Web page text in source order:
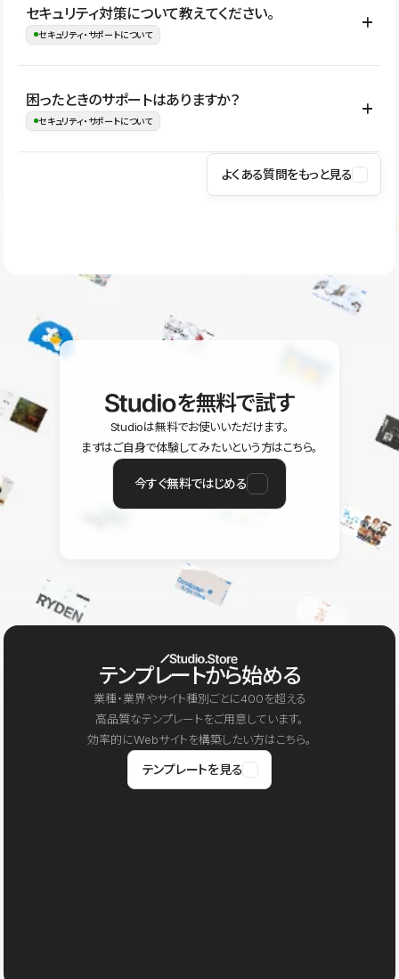
はい。CMSやコンポーネントを活用して更新範囲を設計しておく
ことで、デザインを崩しにくい状態で運用できます。 さらにコン
ながらレイアウトに影響を与えずに更新作業を進めやすくなりま
す。
セキュリティ対策について教えてください。
セキュリティ・サポートについて
Studioでは、公開サイトやサービスを安全に利用できるよう、通信
の暗号化、データ保護、アクセス管理、脆弱性対策など、複数の観
はSSL/TLSによる通信暗号化に対応しており、悪質なスクリプトの
困ったときのサポートはありますか？
セキュリティ・サポートについて
操作方法や機能については、ヘルプセンターでご確認いただけま
ユーザー同士で質問・相談できるコミュニティもご利用ください。
よくある質問をもっと見る
を無料で試す
Studioは無料でお使いいただけます。
まずはご自身で体験してみたいという方はこちら。
今すぐ無料ではじめる
テンプレートから始める
業種・業界やサイト種別ごとに400を超える
高品質なテンプレートをご用意しています。
効率的にWebサイトを構築したい方はこちら。
テンプレートを見る